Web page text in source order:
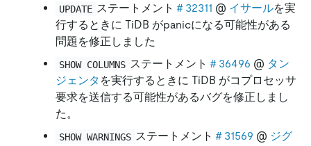
UPDATE ステートメント ＃32311 @ イサールを実
行するときに TiDB がpanicになる可能性がある
問題を修正しました
SHOW COLUMNS ステートメント ＃36496 @ タン
ジェンタ を実行するときに TiDB がコプロセッサ
要求を送信する可能性があるバグを修正しまし
た。
SHOW WARNINGS ステートメント ＃31569 @ ジグ